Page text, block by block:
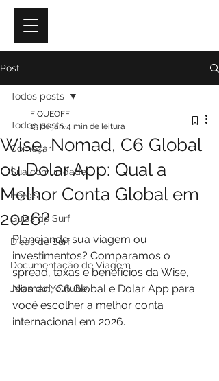
Post
Todos posts
Começar
Sua comunidade
Hotéis
Guias de Surf
Dicas de Surf
Documentação de Viagem
Jóias do Youtube
Todos posts
Wise, Nomad, C6 Global
ou Dolar App: Qual a
Melhor Conta Global em
2026?
FIQUEOFF
19 de jan.4 min de leitura
Planejando sua viagem ou
investimentos? Comparamos o
spread, taxas e benefícios da Wise,
Nomad, C6 Global e Dolar App para
você escolher a melhor conta
internacional em 2026.